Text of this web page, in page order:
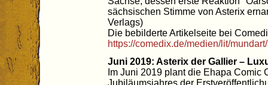
sächsischen Stimme von Asterix
Verlags)
Die bebilderte Artikelseite bei
https://comedix.de/medien/lit/
Juni 2019: Asterix der Gallier –
Im Juni 2019 plant die Ehapa Comic
Jubiläumsjahres der